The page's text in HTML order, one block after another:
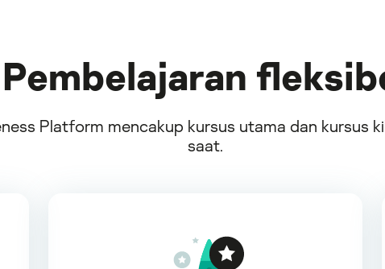
Pembelajaran
Platform mencakup kursus utama dan kursus
saat.